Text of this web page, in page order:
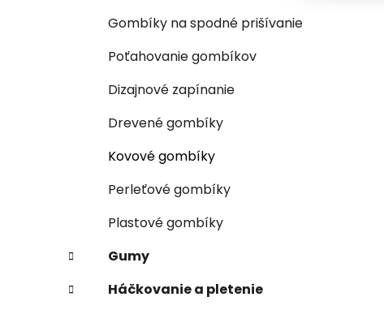
Gombíky na spodné prišívanie
Poťahovanie gombíkov
Dizajnové zapínanie
Drevené gombíky
Kovové gombíky
Perleťové gombíky
Plastové gombíky
Gumy
Háčkovanie a pletenie